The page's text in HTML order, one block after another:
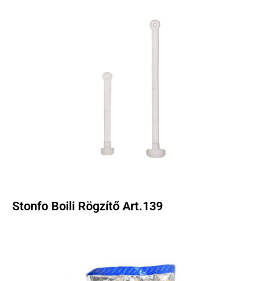
Stonfo Boili Rögzítő Art.139